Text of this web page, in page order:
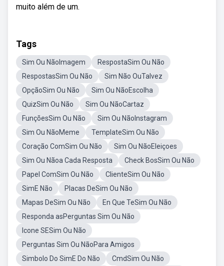
muito além de um.
Tags
Sim Ou NãoImagem
RespostaSim Ou Não
RespostasSim Ou Não
Sim Não OuTalvez
OpçãoSim Ou Não
Sim Ou NãoEscolha
QuizSim Ou Não
Sim Ou NãoCartaz
FunçõesSim Ou Não
Sim Ou NãoInstagram
Sim Ou NãoMeme
TemplateSim Ou Não
Coração ComSim Ou Não
Sim Ou NãoEleiçoes
Sim Ou Nãoa Cada Resposta
Check BosSim Ou Não
Papel ComSim Ou Não
ClienteSim Ou Não
SimE Não
Placas DeSim Ou Não
Mapas DeSim Ou Não
En Que TeSim Ou Não
Responda asPerguntas Sim Ou Não
Icone SESim Ou Não
Perguntas Sim Ou NãoPara Amigos
Simbolo Do SimE Do Não
CmdSim Ou Não